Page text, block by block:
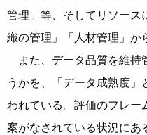
管理」等、そしてリソース
織の管理」「人材管理」か
また、データ品質を維持
うかを、「データ成熟度
われている。評価のフレー
案がなされている状況にあ